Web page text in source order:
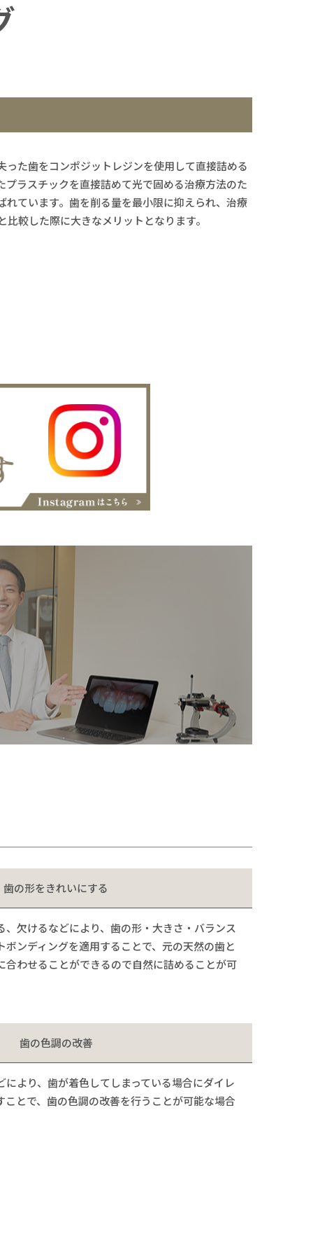
た歯をコンポジットレジンを使用して直接詰める
ラスチックを直接詰めて光で固める治療方法のた
ています。歯を削る量を最小限に抑えられ、治療
較した際に大きなメリットとなります。
歯の形をきれいにする
、欠けるなどにより、歯の形・大きさ・バランス
ンディングを適用することで、元の天然の歯と
合わせることができるので自然に詰めることが可
歯の色調の改善
より、歯が着色してしまっている場合にダイレ
ことで、歯の色調の改善を行うことが可能な場合